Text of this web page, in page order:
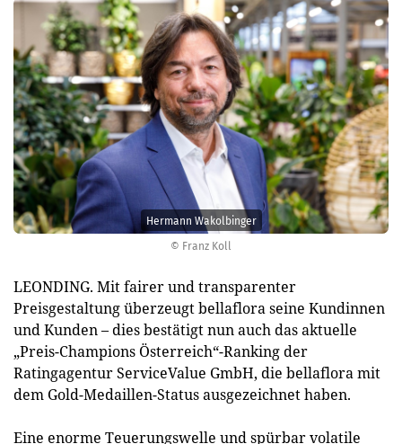
© Franz Koll
Hermann Wakolbinger
LEONDING. Mit fairer und transparenter
Preisgestaltung überzeugt bellaflora seine Kundinnen
und Kunden – dies bestätigt nun auch das aktuelle
„Preis-Champions Österreich“-Ranking der
Ratingagentur ServiceValue GmbH, die bellaflora mit
dem Gold-Medaillen-Status ausgezeichnet haben.
Eine enorme Teuerungswelle und spürbar volatile